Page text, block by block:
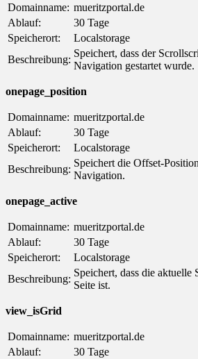
Domainname: mueritzportal.de
Ablauf:
30 Tage
Speicherort:
Localstorage
Beschreibung:
Speichert, dass der
Navigation gestartet wurde.
onepage_position
Domainname: mueritzportal.de
Ablauf:
30 Tage
Speicherort:
Localstorage
Beschreibung:
Speichert die Offset-
Navigation.
onepage_active
Domainname: mueritzportal.de
Ablauf:
30 Tage
Speicherort:
Localstorage
Beschreibung:
Speichert, dass die aktuelle
Seite ist.
view_isGrid
Domainname: mueritzportal.de
Ablauf:
30 Tage